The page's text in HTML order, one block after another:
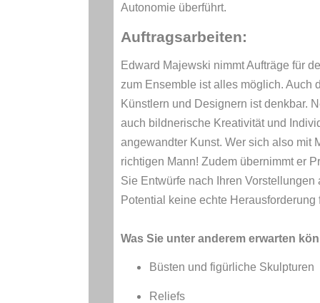
Autonomie überführt.
Auftragsarbeiten:
Edward Majewski nimmt Aufträge für
zum Ensemble ist alles möglich. Auch
Künstlern und Designern ist denkbar.
auch bildnerische Kreativität und
angewandter Kunst. Wer sich also mit
richtigen Mann! Zudem übernimmt er
Sie Entwürfe nach Ihren
Potential keine echte Herausforderung
Was Sie unter anderem erwarten
Büsten und figürliche Skulpturen
Reliefs